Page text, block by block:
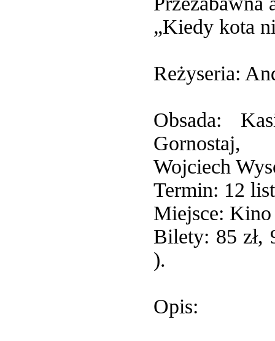
„Kiedy kota
Reżyseria:
Obsada:
Gornostaj,
Wojciech
Termin: 12
Miejsce:
Bilety: 85 zł,
).
Opis: